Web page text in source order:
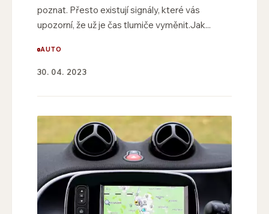
poznat. Přesto existují signály, které vás
upozorní, že už je čas tlumiče vyměnit.Jak...
AUTO
30. 04. 2023